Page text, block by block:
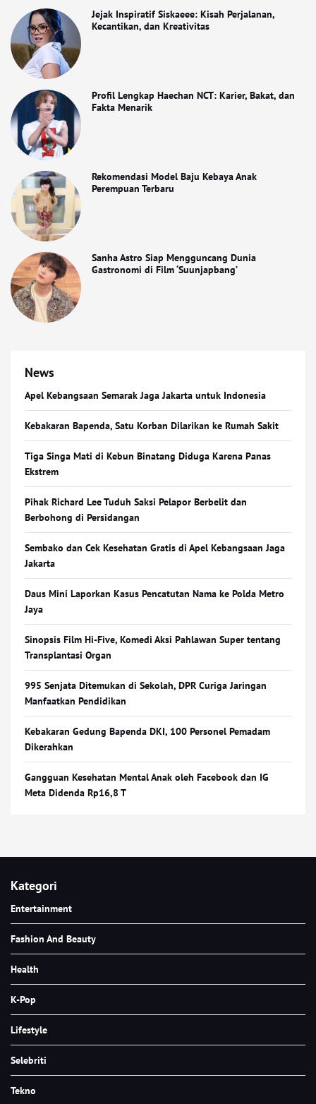
Jejak Inspiratif Siskaeee: Kisah Perjalanan,
Kecantikan, dan Kreativitas
Profil Lengkap Haechan NCT: Karier, Bakat, dan
Fakta Menarik
Rekomendasi Model Baju Kebaya Anak
Perempuan Terbaru
Sanha Astro Siap Mengguncang Dunia
Gastronomi di Film ‘Suunjapbang’
News
Apel Kebangsaan Semarak Jaga Jakarta untuk Indonesia
Kebakaran Bapenda, Satu Korban Dilarikan ke Rumah Sakit
Tiga Singa Mati di Kebun Binatang Diduga Karena Panas
Ekstrem
Pihak Richard Lee Tuduh Saksi Pelapor Berbelit dan
Berbohong di Persidangan
Sembako dan Cek Kesehatan Gratis di Apel Kebangsaan Jaga
Jakarta
Daus Mini Laporkan Kasus Pencatutan Nama ke Polda Metro
Jaya
Sinopsis Film Hi-Five, Komedi Aksi Pahlawan Super tentang
Transplantasi Organ
995 Senjata Ditemukan di Sekolah, DPR Curiga Jaringan
Manfaatkan Pendidikan
Kebakaran Gedung Bapenda DKI, 100 Personel Pemadam
Dikerahkan
Gangguan Kesehatan Mental Anak oleh Facebook dan IG
Meta Didenda Rp16,8 T
Kategori
Entertainment
Fashion And Beauty
Health
K-Pop
Lifestyle
Selebriti
Tekno